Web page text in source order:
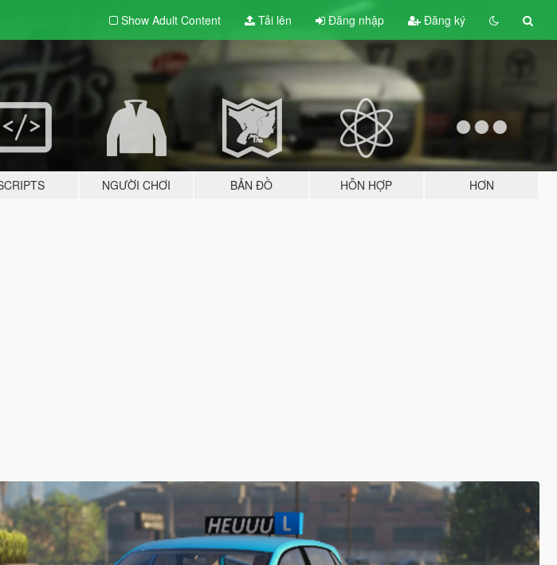
Show Adult Content Tải lên Đăng nhập Đăng ký
NGƯỜI CHƠI BẢN ĐỒ HỖN HỢP HƠN